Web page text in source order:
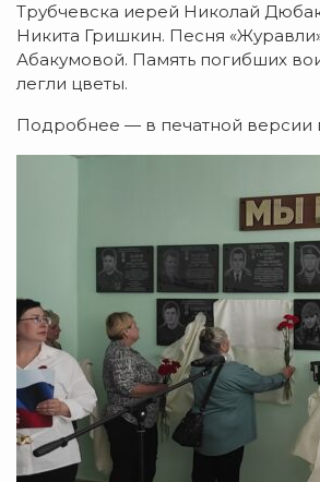
Трубчевска иерей Николай
Никита Гришкин. Песня
Абакумовой. Память погибших
легли цветы.
Подробнее — в печатной версии